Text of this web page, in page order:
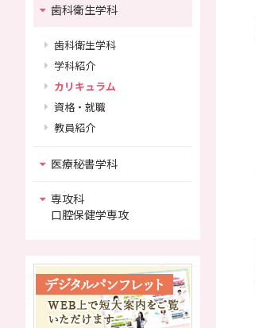
歯科衛生学科
歯科衛生学科
学科紹介
カリキュラム
資格・就職
教員紹介
医療秘書学科
専攻科
口腔保健学専攻